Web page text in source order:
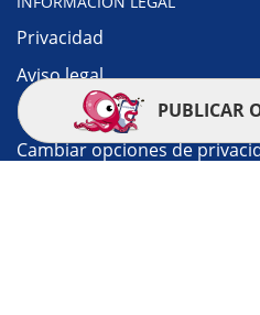
Privacidad
Aviso legal
Política de cookies
Cambiar opciones de
PUBLICAR